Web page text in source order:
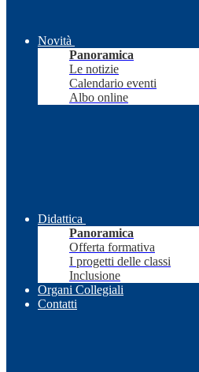
Novità
Panoramica
Le notizie
Calendario eventi
Albo online
Didattica
Panoramica
Offerta formativa
I progetti delle classi
Inclusione
Organi Collegiali
Contatti